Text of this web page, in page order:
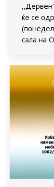
ќе се
сала на